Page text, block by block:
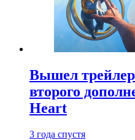
Вышел
второго
Heart
3 года спустя